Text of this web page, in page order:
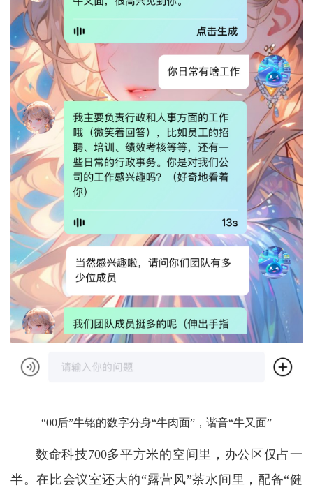
“00后”牛铭的数字分身“牛肉面”，谐音“牛又面”
数命科技700多平方米的空间里，办公区仅占一
半。在比会议室还大的“露营风”茶水间里，配备“健